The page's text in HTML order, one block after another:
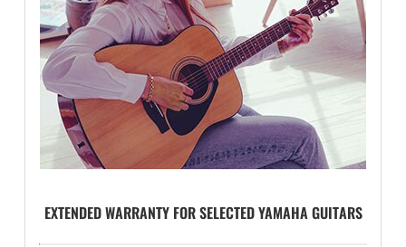
EXTENDED WARRANTY FOR SELECTED YAMAHA GUITARS